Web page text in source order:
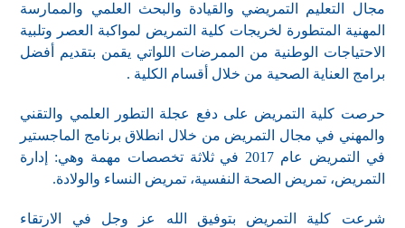
مجال التعليم التمريضي والقيادة والبحث العلمي والممارسة
المهنية المتطورة لخريجات كلية التمريض لمواكبة العصر وتلبية
الاحتياجات الوطنية من الممرضات اللواتي يقمن بتقديم أفضل
برامج العناية الصحية من خلال أقسام الكلية .
حرصت كلية التمريض على دفع عجلة التطور العلمي والتقني
والمهني في مجال التمريض من خلال انطلاق برنامج الماجستير
في التمريض عام 2017 في ثلاثة تخصصات مهمة وهي: إدارة
التمريض، تمريض الصحة النفسية، تمريض النساء والولادة.
شرعت كلية التمريض بتوفيق الله عز وجل في الارتقاء